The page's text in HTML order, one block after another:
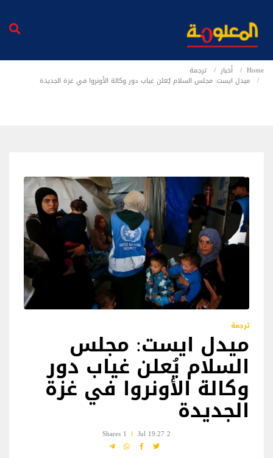
Home أخبار
ترجمة
ميدل ايست: مجلس السلام يُعلن غياب دور وكالة الأونروا في غزة الجديدة
ترجمة
ميدل ايست: مجلس
السلام يُعلن غياب دور
وكالة الأونروا في غزة
الجديدة
2 Jul 19:27
1 Shares